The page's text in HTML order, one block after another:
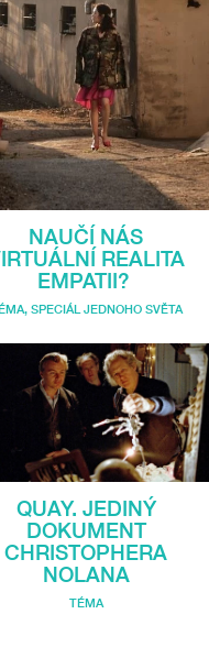
NAUČÍ NÁS
REALITA
EMPATII?
, SPECIÁL JEDNOHO SVĚTA
QUAY. JEDINÝ
DOKUMENT
CHRISTOPHERA
NOLANA
TÉMA